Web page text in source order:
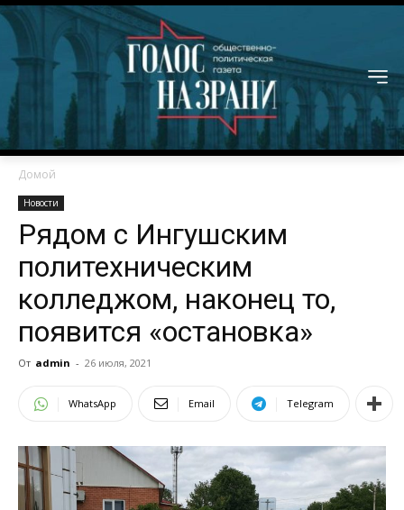
Домой
Новости
Рядом с Ингушским
политехническим
колледжом, наконец то,
появится «остановка»
От admin - 26 июля, 2021
WhatsApp Email Telegram